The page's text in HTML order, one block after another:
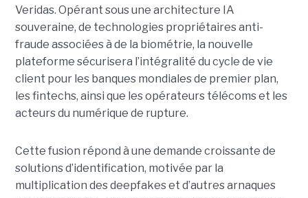
Veridas. Opérant sous une architecture IA
souveraine, de technologies propriétaires anti-
fraude associées à de la biométrie, la nouvelle
plateforme sécurisera l’intégralité du cycle de vie
client pour les banques mondiales de premier plan,
les fintechs, ainsi que les opérateurs télécoms et les
acteurs du numérique de rupture.
Cette fusion répond à une demande croissante de
solutions d’identification, motivée par la
multiplication des deepfakes et d’autres arnaques